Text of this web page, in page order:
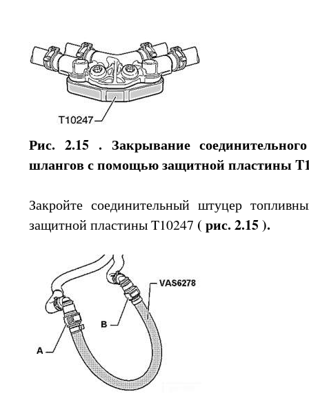
Рис. 2.15 . Закрывание
шлангов с помощью защитной пластины
Закройте соединительный штуцер
защитной пластины T10247 ( рис. 2.15 ).